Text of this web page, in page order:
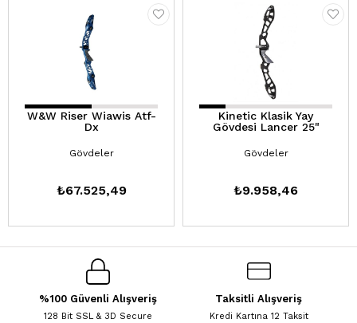
W&W Riser Wiawis Atf-
Dx
Gövdeler
₺67.525,49
Kinetic Klasik Yay
Gövdesi Lancer 25"
Gövdeler
₺9.958,46
%100 Güvenli Alışveriş
128 Bit SSL & 3D Secure
Taksitli Alışveriş
Kredi Kartına 12 Taksit